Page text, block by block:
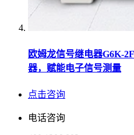
欧姆龙信号继电器G6K-
器，赋能电子信号测量
点击咨询
电话咨询